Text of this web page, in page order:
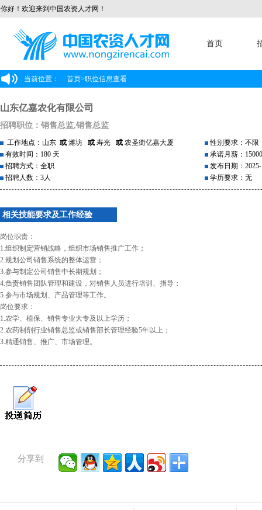
你好！欢迎来到中国农资人才网！
首页
当前位置： 首页>职位信息查看
山东亿嘉农化有限公司
招聘职位：销售总监,销售总监
工作地点：山东 或 潍坊 或 寿光 或 农圣街亿嘉大厦
有效时间：180 天
招聘方式：全职
招聘人数：3人
性别要求：不限
承诺月薪：15000
发布日期：
学历要求：无
相关技能要求及工作经验
岗位职责：
1.组织制定营销战略，组织市场销售推广工作；
2.规划公司销售系统的整体运营；
3.参与制定公司销售中长期规划；
4.负责销售团队管理和建设，对销售人员进行培训、指导；
5.参与市场规划、产品管理等工作。
岗位要求：
1.农学、植保、销售专业大专及以上学历；
2.农药制剂行业销售总监或销售部长管理经验5年以上；
3.精通销售、推广、市场管理。
分享到